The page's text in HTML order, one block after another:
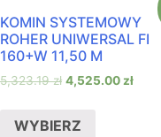
KOMIN SYSTEMOWY
ROHER UNIWERSAL FI
160+W 11,50 M
5,323.19zł 4,525.00 zł
WYBIERZ